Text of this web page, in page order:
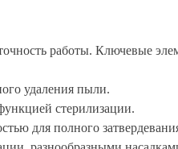
работы. Ключевые
удаления пыли.
стерилизации.
для полного